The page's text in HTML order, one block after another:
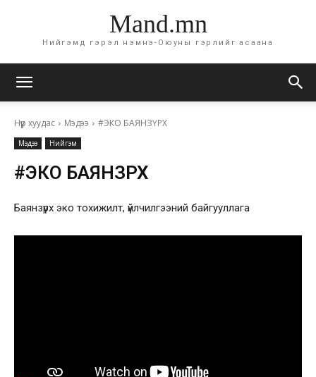
Mand.mn
Нийгэмд гэрэл нэмнэ-Оюуны гэрлийг асаана
Нүүр хуудас Мэдээ #ЭКО БАЯНЗҮРХ
Мэдээ Нийгэм
#ЭКО БАЯНЗҮРХ
Баянзүрх эко тохижилт, үйлчилгээний байгууллага